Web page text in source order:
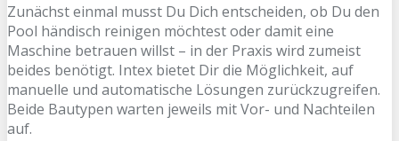
Zunächst einmal musst Du Dich entscheiden, ob Du den
Pool händisch reinigen möchtest oder damit eine
Maschine betrauen willst – in der Praxis wird zumeist
beides benötigt. Intex bietet Dir die Möglichkeit, auf
manuelle und automatische Lösungen zurückzugreifen.
Beide Bautypen warten jeweils mit Vor- und Nachteilen
auf.